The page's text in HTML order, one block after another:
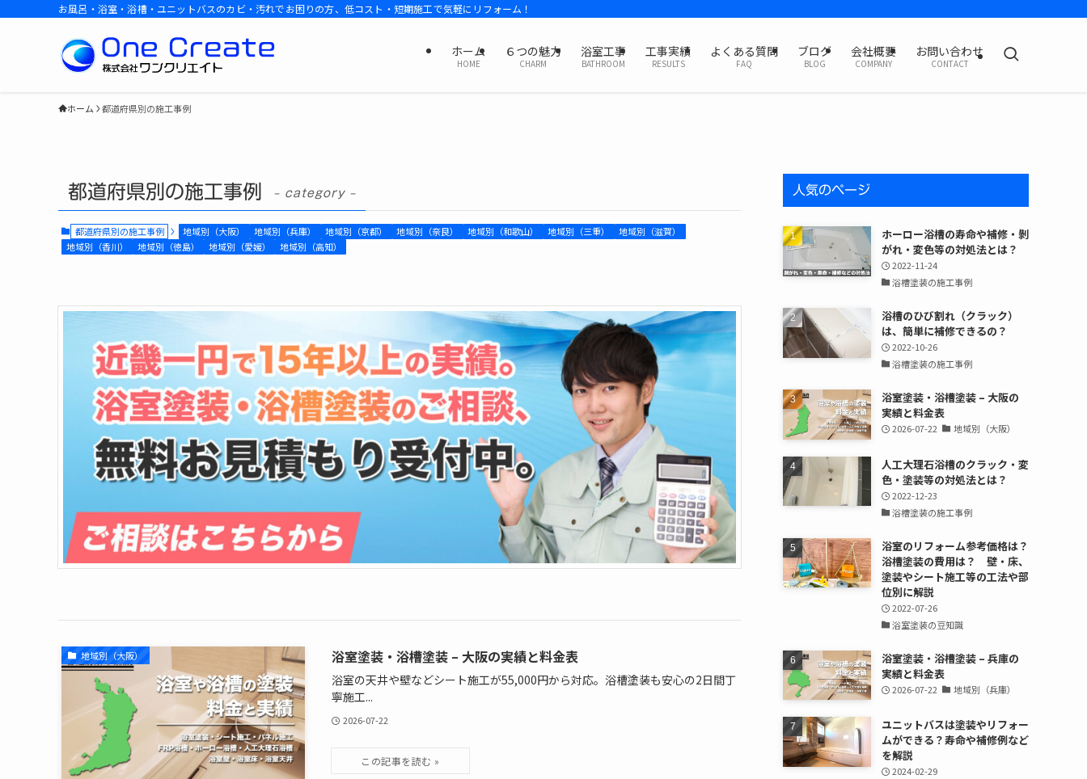
お風呂・浴室・浴槽・ユニットバスのカビ・汚れでお困りの方、低コスト・短期施工で気軽にリフォーム！
ホーム
HOME
６つの魅力
CHARM
浴室工事
BATHROOM
工事実績
RESULTS
よくある質問
FAQ
ブログ
BLOG
会社概要
COMPANY
お問い合わせ
CONTACT
ホーム 都道府県別の施工事例
都道府県別の施工事例 – category –
都道府県別の施工事例 地域別（大阪） 地域別（兵庫） 地域別（京都） 地域別（奈良） 地域別（和歌山） 地域別（三重）
地域別（滋賀）
地域別（香川）
地域別（徳島） 地域別（愛媛） 地域別（高知）
地域別（大阪） 浴室塗装・浴槽塗装 – 大阪の実績と料金表
浴室の天井や壁などシート施工が55,000円から対応。浴槽塗装も安心の2日間丁
寧施工...
2026-07-22
人気のページ
ホーロー浴槽の寿命や補修・剝
がれ・変色等の対処法とは？
2022-11-24
浴槽塗装の施工事例
浴槽のひび割れ（クラック）
は、簡単に補修できるの？
2022-10-26
浴槽塗装の施工事例
浴室塗装・浴槽塗装 – 大阪の
実績と料金表
2026-07-22 地域別（大阪）
人工大理石浴槽のクラック・変
色・塗装等の対処法とは？
2022-12-23
浴槽塗装の施工事例
浴室のリフォーム参考価格は？
浴槽塗装の費用は？ 壁・床、
塗装やシート施工等の工法や部
位別に解説
2022-07-26
浴室塗装の豆知識
浴室塗装・浴槽塗装 – 兵庫の
実績と料金表
2026-07-22 地域別（兵庫）
ユニットバスは塗装やリフォー
ムができる？寿命や補修例など
を解説
2024-02-29